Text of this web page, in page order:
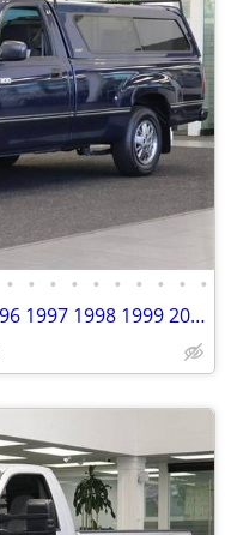
• • • • • • • • • •
1995 TOYOTA T100 5-SPD 37K 1996 1997 1998 1999 2000 2001 tundra tacoma